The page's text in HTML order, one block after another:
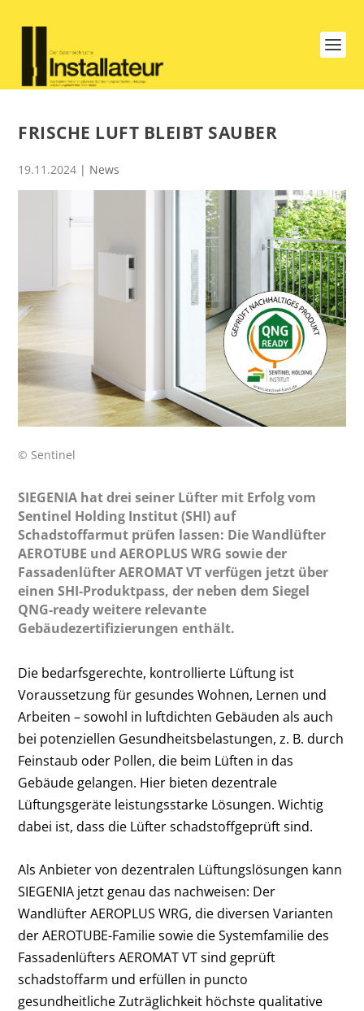
FRISCHE LUFT BLEIBT SAUBER
19.11.2024 | News
© Sentinel
SIEGENIA hat drei seiner Lüfter mit Erfolg vom
Sentinel Holding Institut (SHI) auf
Schadstoffarmut prüfen lassen: Die Wandlüfter
AEROTUBE und AEROPLUS WRG sowie der
Fassadenlüfter AEROMAT VT verfügen jetzt über
einen SHI-Produktpass, der neben dem Siegel
QNG-ready weitere relevante
Gebäudezertifizierungen enthält.
Die bedarfsgerechte, kontrollierte Lüftung ist
Voraussetzung für gesundes Wohnen, Lernen und
Arbeiten – sowohl in luftdichten Gebäuden als auch
bei potenziellen Gesundheitsbelastungen, z. B. durch
Feinstaub oder Pollen, die beim Lüften in das
Gebäude gelangen. Hier bieten dezentrale
Lüftungsgeräte leistungsstarke Lösungen. Wichtig
dabei ist, dass die Lüfter schadstoffgeprüft sind.
Als Anbieter von dezentralen Lüftungslösungen kann
SIEGENIA jetzt genau das nachweisen: Der
Wandlüfter AEROPLUS WRG, die diversen Varianten
der AEROTUBE-Familie sowie die Systemfamilie des
Fassadenlüfters AEROMAT VT sind geprüft
schadstoffarm und erfüllen in puncto
gesundheitliche Zuträglichkeit höchste qualitative